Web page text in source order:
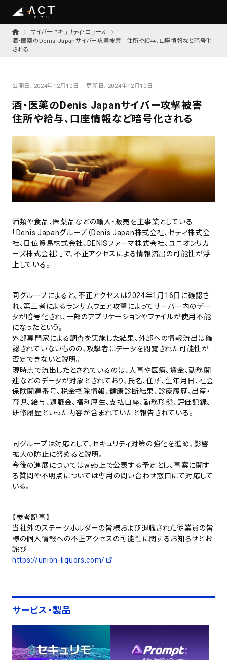
サイバーセキュリティ・ニュース
酒・医薬のDenis Japanサイバー攻撃被害 住所や給与、口座情報など暗号化
される
公開日: 2024年12月10日 更新日: 2024年12月10日
酒・医薬のDenis Japanサイバー攻撃被害
住所や給与、口座情報など暗号化される
酒類や食品、医薬品などの輸入・販売を主事業としている
「Denis Japanグループ（Denis Japan株式会社、セティ株式会
社、日仏貿易株式会社、DENISファーマ株式会社、ユニオンリカ
ーズ株式会社）」で、不正アクセスによる情報流出の可能性が浮
上している。
同グループによると、不正アクセスは2024年1月16日に確認さ
れ、第三者によるランサムウェア攻撃によってサーバー内のデー
タが暗号化され、一部のアプリケーションやファイルが使用不能
になったという。
外部専門家による調査を実施した結果、外部への情報流出は確
認されていないものの、攻撃者にデータを閲覧された可能性が
否定できないと説明。
現時点で流出したとされているのは、人事や医療、賃金、勤務関
連などのデータが対象とされており、氏名、住所、生年月日、社会
保険関連番号、税金控除情報、健康診断結果、診療履歴、出産・
育児、給与、退職金、福利厚生、支払口座、勤務形態、評価記録、
研修履歴といった内容が含まれていたと報告されている。
同グループは対応として、セキュリティ対策の強化を進め、影響
拡大の防止に努めると説明。
今後の進展についてはweb上で公表する予定とし、事案に関す
る質問や不明点については専用の問い合わせ窓口にて対応して
いる。
【参考記事】
当社外のステークホルダーの皆様および退職された従業員の皆
様の個人情報への不正アクセスの可能性に関するお知らせとお
詫び
https://union-liquors.com/
サービス・製品